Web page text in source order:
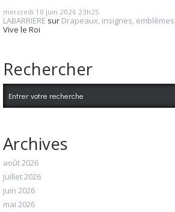
mercredi 10 juin 2026 23h25
LABARRIERE sur Drapeaux, insignes,
Vive le Roi
Rechercher
Archives
août 2026
juillet 2026
juin 2026
mai 2026